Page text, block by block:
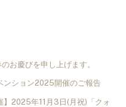
お慶びを申し上げます。
ンション2025開催のご報告
】2025年11月3日(月祝)「クォ